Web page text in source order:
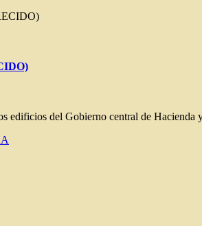
edificios del Gobierno central de